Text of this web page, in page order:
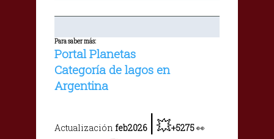
Para saber más:
Portal Planetas
Categoría de lagos en
Argentina
Actualización feb2026 |💥+5275👀